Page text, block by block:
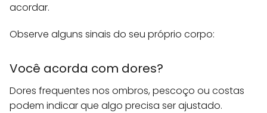
acordar.
Observe alguns sinais do seu próprio corpo:
Você acorda com dores?
Dores frequentes nos ombros, pescoço ou costas
podem indicar que algo precisa ser ajustado.